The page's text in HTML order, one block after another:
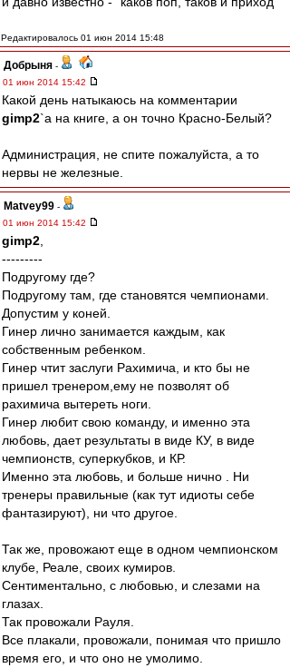
Редактировалось 01 июн 2014 15:48
Добрыня -
01 июн 2014 15:42
Какой день натыкаюсь на комментарии
gimp2`а на книге, а он точно Красно-Белый?
Администрация, не спите пожалуйста, а то
нервы не железные.
Matvey99 -
01 июн 2014 15:42
gimp2
---------
Подругому где?
Подругому там, где становятся чемпионами.
Допустим у коней.
Гинер лично занимается каждым, как
собственным ребенком.
Гинер чтит заслуги Рахимича, и кто бы не
пришел тренером,ему не позволят об
рахимича вытереть ноги.
Гинер любит свою команду, и именно эта
любовь, дает результаты в виде КУ, в виде
чемпионств, суперкубков, и КР.
Именно эта любовь, и больше нично . Ни
тренеры правильные (как тут идиоты себе
фантазируют), ни что другое.
Так же, провожают еще в одном чемпионском
клубе, Реале, своих кумиров.
Сентиментально, с любовью, и слезами на
глазах.
Так провожали Рауля.
Все плакали, провожали, понимая что пришло
время его, и что оно не умолимо.